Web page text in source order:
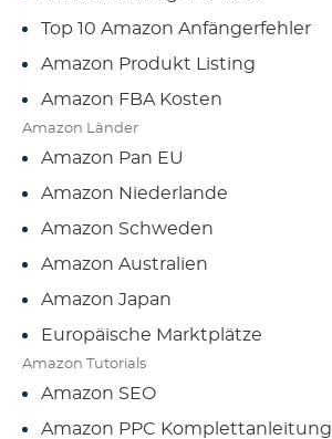
Top 10 Amazon Anfängerfehler
Amazon Produkt Listing
Amazon FBA Kosten
Amazon Länder
Amazon Pan EU
Amazon Niederlande
Amazon Schweden
Amazon Australien
Amazon Japan
Europäische Marktplätze
Amazon Tutorials
Amazon SEO
Amazon PPC Komplettanleitung